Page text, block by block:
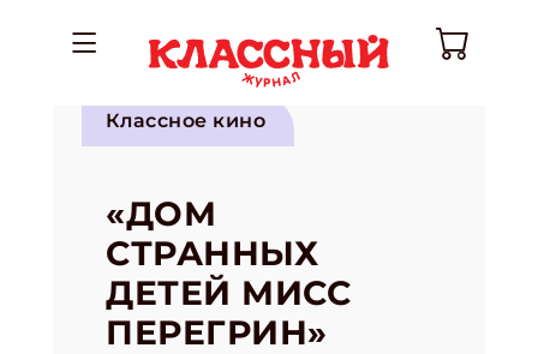
Классное кино
«ДОМ
СТРАННЫХ
ДЕТЕЙ МИСС
ПЕРЕГРИН»